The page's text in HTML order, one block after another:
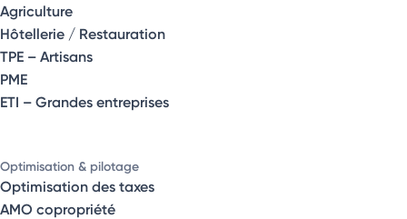
Agriculture
Hôtellerie / Restauration
TPE – Artisans
PME
ETI – Grandes entreprises
Optimisation & pilotage
Optimisation des taxes
AMO copropriété